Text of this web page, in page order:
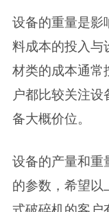
设备的重量是影
料成本的投入与
材类的成本通常
户都比较关注
备大概价位。
设备的产量和重
的参数，希望以